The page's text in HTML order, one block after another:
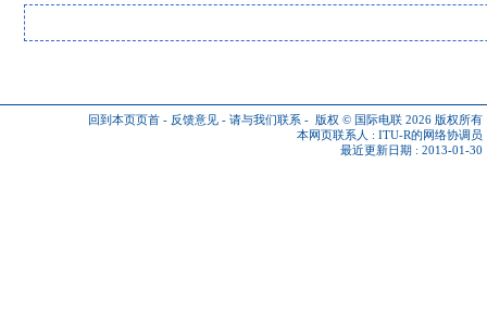
回到本页页首 - 反馈意见 - 请与我们联系 - 版权 © 国际电联 2026 版权所有
本网页联系人 : ITU-R的网络协调员
最近更新日期 : 2013-01-30